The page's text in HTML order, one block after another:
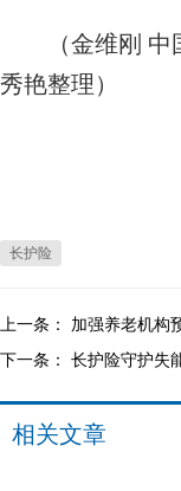
（金维刚 中国
秀艳整理）
长护险
上一条： 加强养老机构
下一条： 长护险守护失
相关文章